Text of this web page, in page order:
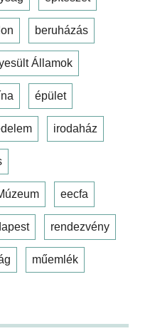
beruházás
Államok
épület
irodaház
eecfa
rendezvény
műemlék